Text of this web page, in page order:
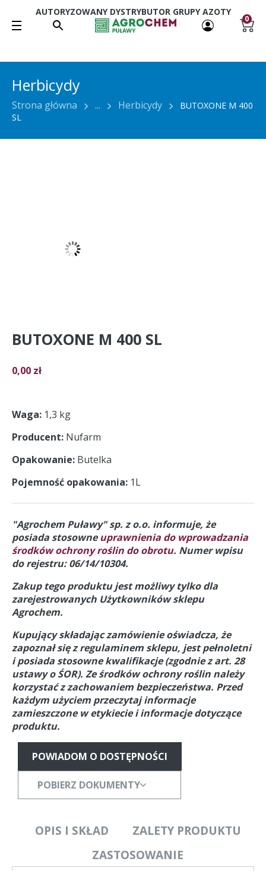
AUTORYZOWANY DYSTRYBUTOR GRUPY AZOTY
0
Herbicydy
Strona główna ... Herbicydy
BUTOXONE M 400
SL
BUTOXONE M 400 SL
0,00 zł
Waga 1,3 kg
Producent Nufarm
Opakowanie Butelka
Pojemność opakowania 1L
"Agrochem Puławy" sp. z o.o. informuje, że
posiada stosowneuprawnienia do wprowadzania
środków ochrony roślin do obrotu. Numer wpisu
do rejestru: 06/14/10304.
Zakup tego produktu jest możliwy tylko dla
zarejestrowanych Użytkowników sklepu
Agrochem.
Kupujący składając zamówienie oświadcza, że
zapoznał się z regulaminem sklepu, jest pełnoletni
i posiada stosowne kwalifikacje (zgodnie z art. 28
ustawy o ŚOR). Ze środków ochrony roślin należy
korzystać z zachowaniem bezpieczeństwa. Przed
każdym użyciem przeczytaj informacje
zamieszczone w etykiecie i informacje dotyczące
produktu.
POWIADOM O DOSTĘPNOŚCI
POBIERZ DOKUMENTY
OPIS I SKŁAD
ZALETY PRODUKTU
ZASTOSOWANIE